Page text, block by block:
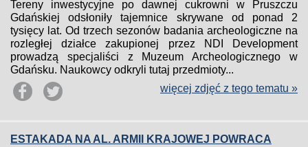
Tereny inwestycyjne po dawnej cukrowni w Pruszczu
Gdańskiej odsłoniły tajemnice skrywane od ponad 2
tysięcy lat. Od trzech sezonów badania archeologiczne na
rozległej działce zakupionej przez NDI Development
prowadzą specjaliści z Muzeum Archeologicznego w
Gdańsku. Naukowcy odkryli tutaj przedmioty...
więcej zdjęć z tego tematu »
ESTAKADA NA AL. ARMII KRAJOWEJ POWRACA